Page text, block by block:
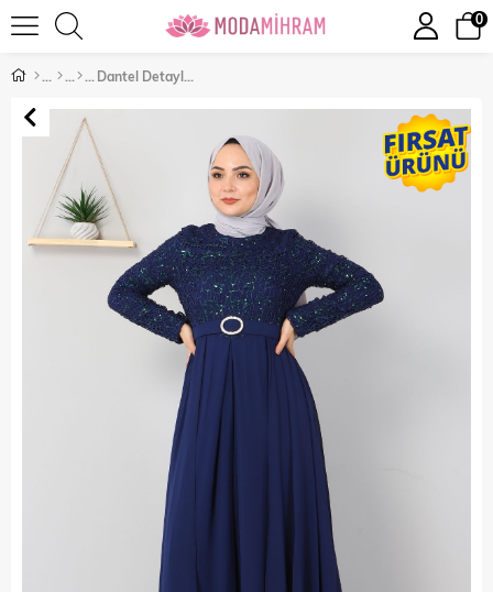
0
Dantel Detaylı Tulum Elbise İndigo 10807